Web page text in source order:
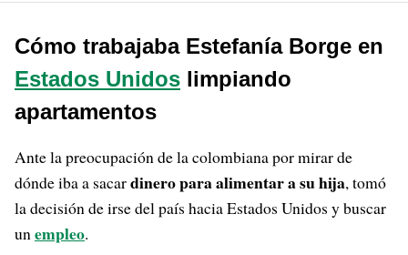
Cómo trabajaba Estefanía Borge en
Estados Unidos limpiando
apartamentos
Ante la preocupación de la colombiana por mirar de
dónde iba a sacardinero para alimentar a su hija, tomó
la decisión de irse del país hacia Estados Unidos y buscar
un empleo.